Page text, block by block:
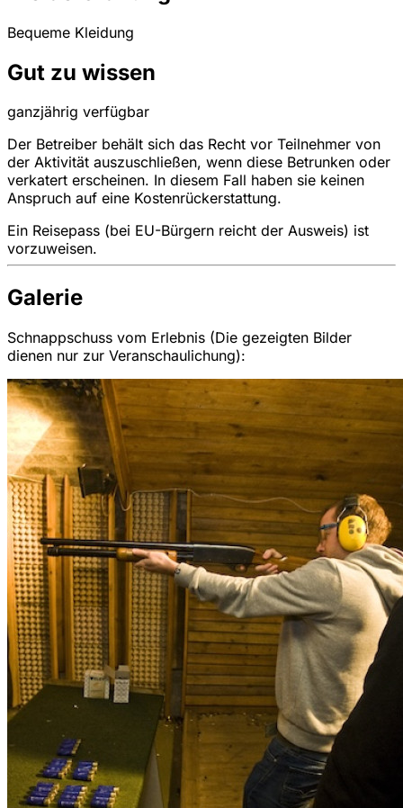
Bequeme Kleidung
Gut zu wissen
ganzjährig verfügbar
Der Betreiber behält sich das Recht vor Teilnehmer von
der Aktivität auszuschließen, wenn diese Betrunken oder
verkatert erscheinen. In diesem Fall haben sie keinen
Anspruch auf eine Kostenrückerstattung.
Ein Reisepass (bei EU-Bürgern reicht der Ausweis) ist
vorzuweisen.
Galerie
Schnappschuss vom Erlebnis (Die gezeigten Bilder
dienen nur zur Veranschaulichung):